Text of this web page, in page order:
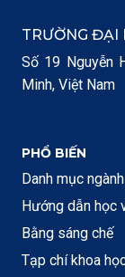
TRƯỜNG ĐẠI
Số 19 Nguyễn
Minh, Việt Nam
PHỔ BIẾN
Danh mục ngành
Hướng dẫn học
Bằng sáng chế
Tạp chí khoa